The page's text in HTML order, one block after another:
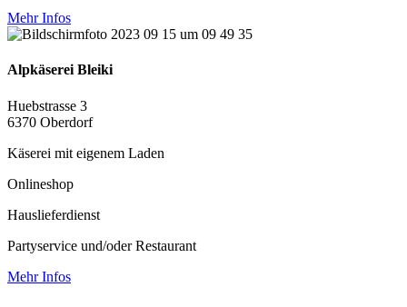
Mehr Infos
Alpkäserei Bleiki
Huebstrasse 3
6370 Oberdorf
Käserei mit eigenem Laden
Onlineshop
Hauslieferdienst
Partyservice und/oder Restaurant
Mehr Infos